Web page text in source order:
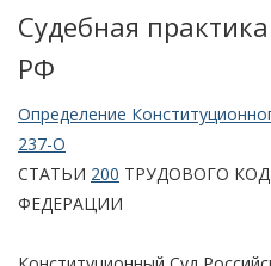
Судебная
РФ
Определение
237-О
СТАТЬИ 200 ТРУДОВОГО
ФЕДЕРАЦИИ